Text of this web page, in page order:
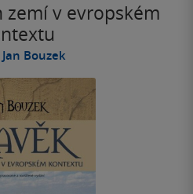
zemí v evropském
Jan Bouzek